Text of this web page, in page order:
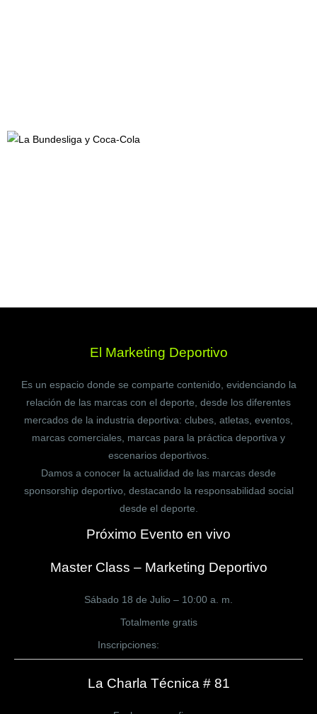
El Marketing Deportivo
Es un espacio donde se comparte contenido, evidenciando la
relación de las marcas con el deporte, desde los diferentes
mercados de la industria deportiva: clubes, atletas, eventos,
marcas comerciales, marcas para la práctica deportiva y
escenarios deportivos.
Damos a conocer la actualidad de las marcas desde
sponsorship deportivo, destacando la responsabilidad social
desde el deporte.
Próximo Evento en vivo
Master Class – Marketing Deportivo
Sábado 18 de Julio – 10:00 a. m.
Totalmente gratis
Inscripciones:
La Charla Técnica # 81